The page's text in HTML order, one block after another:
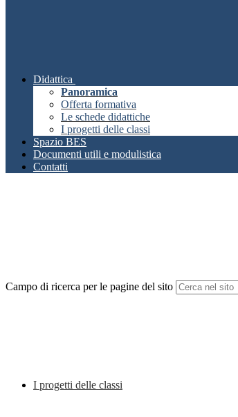
Didattica
Panoramica
Offerta formativa
Le schede didattiche
I progetti delle classi
Spazio BES
Documenti utili e modulistica
Contatti
Campo di ricerca per le pagine del sito
I progetti delle classi